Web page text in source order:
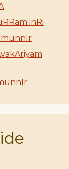
inRi
munnIr